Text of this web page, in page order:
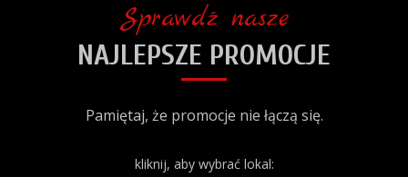
Sprawdź nasze
NAJLEPSZE PROMOCJE
Pamiętaj, że promocje nie łączą się.
kliknij, aby wybrać lokal: